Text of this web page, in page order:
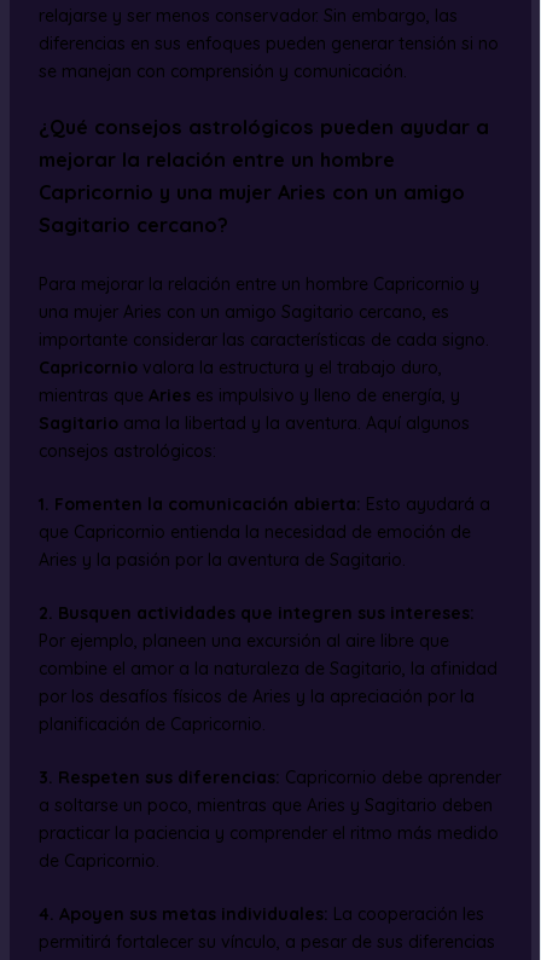
relajarse y ser menos conservador. Sin embargo, las
diferencias en sus enfoques pueden generar tensión si no
se manejan con comprensión y comunicación.
¿Qué consejos astrológicos pueden ayudar a
mejorar la relación entre un hombre
Capricornio y una mujer Aries con un amigo
Sagitario cercano?
Para mejorar la relación entre un hombre Capricornio y
una mujer Aries con un amigo Sagitario cercano, es
importante considerar las características de cada signo.
Capricorniovalora la estructura y el trabajo duro,
mientras que Arieses impulsivo y lleno de energía, y
Sagitarioama la libertad y la aventura. Aquí algunos
consejos astrológicos:
1. Fomenten la comunicación abierta: Esto ayudará a
que Capricornio entienda la necesidad de emoción de
Aries y la pasión por la aventura de Sagitario.
2. Busquen actividades que integren sus intereses:
Por ejemplo, planeen una excursión al aire libre que
combine el amor a la naturaleza de Sagitario, la afinidad
por los desafíos físicos de Aries y la apreciación por la
planificación de Capricornio.
3. Respeten sus diferencias: Capricornio debe aprender
a soltarse un poco, mientras que Aries y Sagitario deben
practicar la paciencia y comprender el ritmo más medido
de Capricornio.
4. Apoyen sus metas individuales: La cooperación les
permitirá fortalecer su vínculo, a pesar de sus diferencias